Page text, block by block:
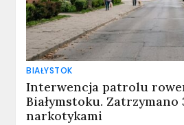
BIAŁYSTOK
Interwencja patrolu
Białymstoku. Zatrzymano
narkotykami